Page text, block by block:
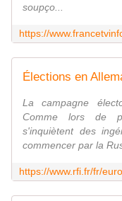
soupço...
La campagne
Comme lors de
s'inquiètent des
commencer par la